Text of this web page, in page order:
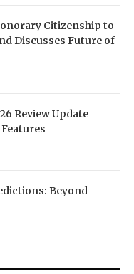
Citizenship to
Discusses Future of
Review Update
Beyond